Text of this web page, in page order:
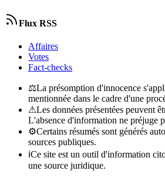
Flux RSS
Affaires
Votes
Fact-checks
⚖La présomption d'innocence
mentionnée dans le cadre d'une
⚠Les données présentées peuvent
L'absence d'information ne préjuge
⚙Certains résumés sont générés
sources publiques.
ℹCe site est un outil d'information
une source juridique.